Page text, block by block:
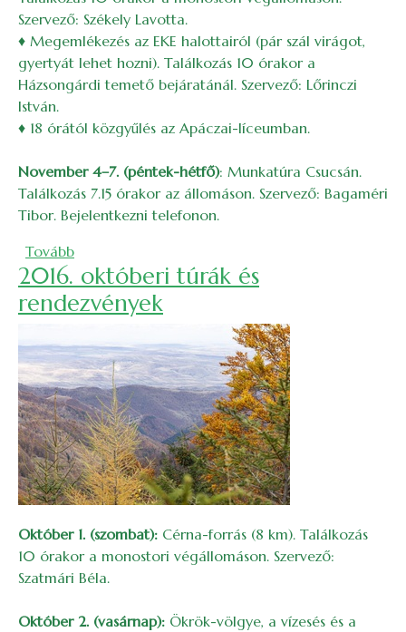
Szervező: Székely Lavotta.
♦ Megemlékezés az EKE halottairól (pár szál virágot,
gyertyát lehet hozni). Találkozás 10 órakor a
Házsongárdi temető bejáratánál. Szervező: Lőrinczi
István.
♦ 18 órától közgyűlés az Apáczai-líceumban.
November 4–7. (péntek-hétfő): Munkatúra Csucsán.
Találkozás 7.15 órakor az állomáson. Szervező: Bagaméri
Tibor. Bejelentkezni telefonon.
Tovább(2016. novemberi túrák és rendezvények)
2016. októberi túrák és
rendezvények
Október 1. (szombat): Cérna-forrás (8 km). Találkozás
10 órakor a monostori végállomáson. Szervező:
Szatmári Béla.
Október 2. (vasárnap): Ökrök-völgye, a vízesés és a